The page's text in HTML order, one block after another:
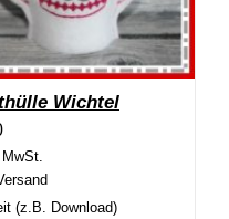
Wichtel
(z.B. Download)